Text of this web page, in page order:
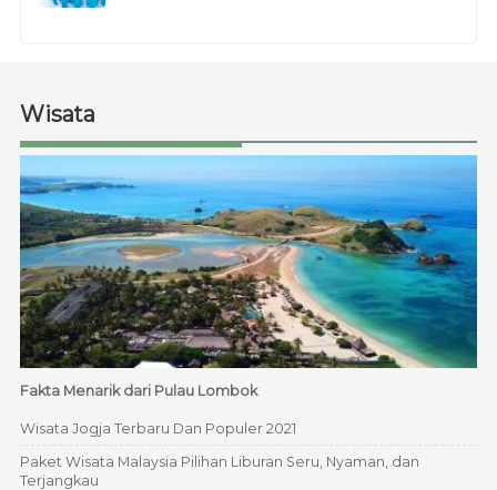
Wisata
Fakta Menarik dari Pulau Lombok
Wisata Jogja Terbaru Dan Populer 2021
Paket Wisata Malaysia Pilihan Liburan Seru, Nyaman, dan
Terjangkau